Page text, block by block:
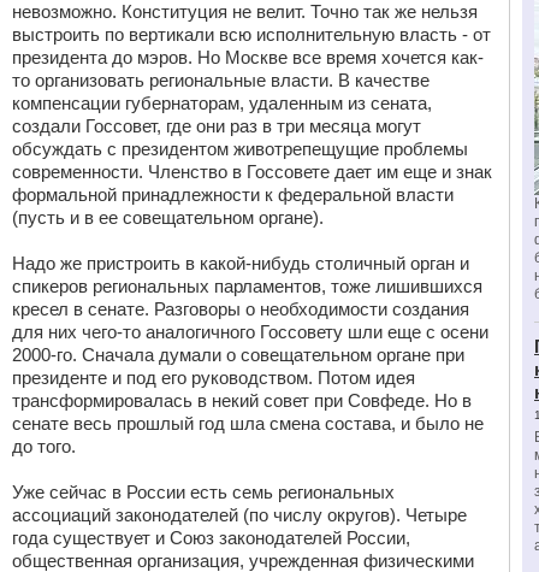
невозможно. Конституция не велит. Точно так же нельзя
выстроить по вертикали всю исполнительную власть - от
президента до мэров. Но Москве все время хочется как-
то организовать региональные власти. В качестве
компенсации губернаторам, удаленным из сената,
создали Госсовет, где они раз в три месяца могут
обсуждать с президентом животрепещущие проблемы
современности. Членство в Госсовете дает им еще и знак
формальной принадлежности к федеральной власти
(пусть и в ее совещательном органе).
Надо же пристроить в какой-нибудь столичный орган и
спикеров региональных парламентов, тоже лишившихся
кресел в сенате. Разговоры о необходимости создания
для них чего-то аналогичного Госсовету шли еще с осени
2000-го. Сначала думали о совещательном органе при
президенте и под его руководством. Потом идея
трансформировалась в некий совет при Совфеде. Но в
сенате весь прошлый год шла смена состава, и было не
до того.
Уже сейчас в России есть семь региональных
ассоциаций законодателей (по числу округов). Четыре
года существует и Союз законодателей России,
общественная организация, учрежденная физическими